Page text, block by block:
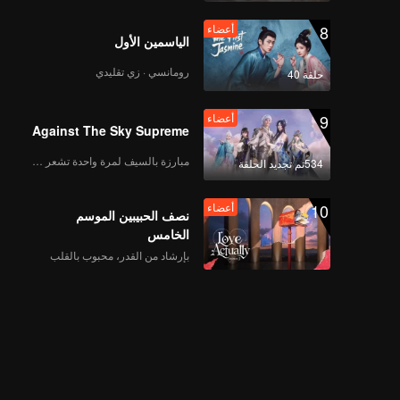
8
حلقة 40
أعضاء
الياسمين الأول
رومانسي · زي تقليدي
9
534تم تجديد الحلقة
أعضاء
Against The Sky Supreme
10 أعضاء
نصف الحبيبين الموسم
الخامس
بإرشاد من القدر، محبوب بالقلب